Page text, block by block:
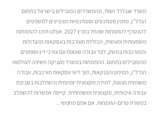
משרד אנגלרד ושות’, מהמשרדים המובילים בישראל בתחום
הנדל”ן, מזמין סטודנטים וסטודנטיות מצטיינים למשפטים
להצטרף להתמחות שתחל במרץ 2027. אצלנו תזכו להתמחות
משמעותית ומעשית, הכוללת מעורבות בעסקאות מהגדולות
והמורכבות במשק, לצד עבודה שוטפת עם עורכי דין ושותפים
מהמובילים בתחום. ההתמחות במשרד מעניקה חשיפה לעולמות
הנדל”ן, המימון והבנקאות, תוך ליווי עסקאות מורכבות, עבודה
משפטית מגוונת, למידה מקצועית יומיומית והשתלבות בסביבת
עבודה איכותית, מקצועית ומשפחתית. קיימת אפשרות להשתלב
במשרת טרום-התמחות. אם אתם מחפשי...